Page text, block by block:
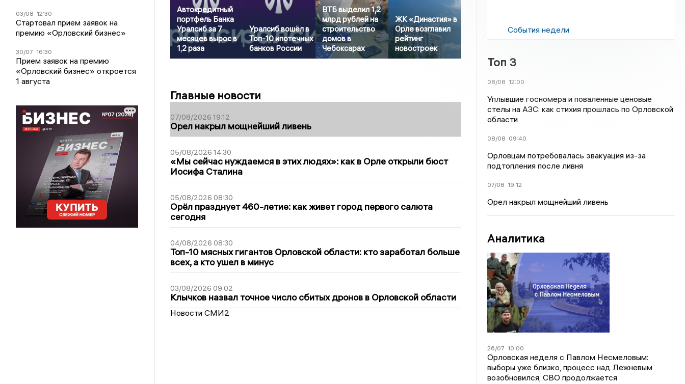
03/08 12:30
Стартовал прием заявок на
премию «Орловский бизнес»
30/07 16:30
Прием заявок на премию
«Орловский бизнес» откроется
1 августа
Автокредитный
портфель Банка
Уралсиб за 7
месяцев вырос в
1,2 раза
Уралсиб вошёл в
Топ-10 ипотечных
банков России
ВТБ выделил 1,2
млрд рублей на
строительство
домов в
Чебоксарах
ЖК «Династия» в
Орле возглавил
рейтинг
новостроек
Главные новости
07/08/2026 19:12
Орел накрыл мощнейший ливень
05/08/2026 14:30
«Мы сейчас нуждаемся в этих людях»: как в Орле открыли бюст
Иосифа Сталина
05/08/2026 08:30
Орёл празднует 460-летие: как живет город первого салюта
сегодня
04/08/2026 08:30
Топ-10 мясных гигантов Орловской области: кто заработал больше
всех, а кто ушел в минус
03/08/2026 09:02
Клычков назвал точное число сбитых дронов в Орловской области
Новости СМИ2
События недели
Топ 3
08/08 12:00
Уплывшие госномера и поваленные ценовые
стелы на АЗС: как стихия прошлась по Орловской
области
08/08 09:40
Орловцам потребовалась эвакуация из-за
подтопления после ливня
07/08 19:12
Орел накрыл мощнейший ливень
Аналитика
26/07 10:00
Орловская неделя с Павлом Несмеловым:
выборы уже близко, процесс над Лежневым
возобновился, СВО продолжается